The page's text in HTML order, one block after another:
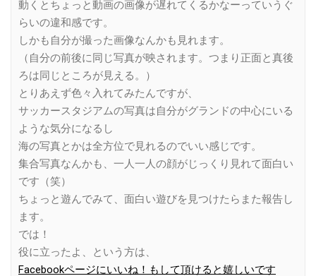
動くとちょっと動画の画像が遅れてくるかなーっていうぐ
らいの違和感です。
しかも自分が撮った画像なんかも見れます。
（自分の前後に同じ写真が映されます。つまり正面と真後
ろは同じところが見える。）
とりあえず色々入れてみたんですが、
サッカースタジアムの写真は自分がグランドの中心にいる
ような気分になるし
海の写真とかは全方位で見れるのでいい感じです。
集合写真なんかも、一人一人の顔がじっくり見れて面白い
です（笑）
ちょっと遊んでみて、面白い遊びを見つけたらまた報告し
ます。
では！
役に立ったよ、という方は、
Facebookページにいいね！もして頂けると嬉しいです